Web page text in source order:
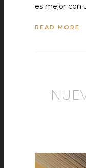
es mejor con
READ MORE